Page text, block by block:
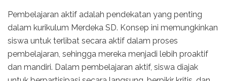
Pembelajaran aktif adalah pendekatan yang penting
dalam kurikulum Merdeka SD. Konsep ini memungkinkan
siswa untuk terlibat secara aktif dalam proses
pembelajaran, sehingga mereka menjadi lebih proaktif
dan mandiri. Dalam pembelajaran aktif, siswa diajak